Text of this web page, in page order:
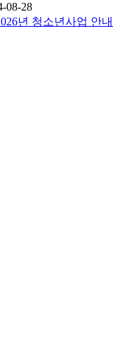
08-28
년 청소년사업 안내